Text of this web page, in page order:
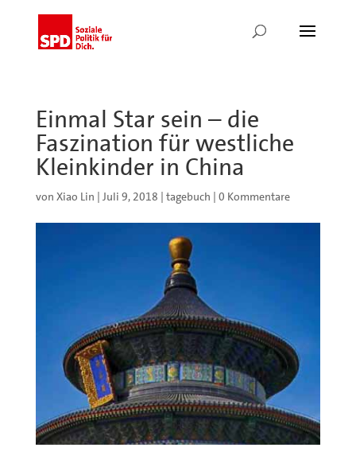
Einmal Star sein – die
Faszination für westliche
Kleinkinder in China
von Xiao Lin | Juli 9, 2018 | tagebuch | 0 Kommentare